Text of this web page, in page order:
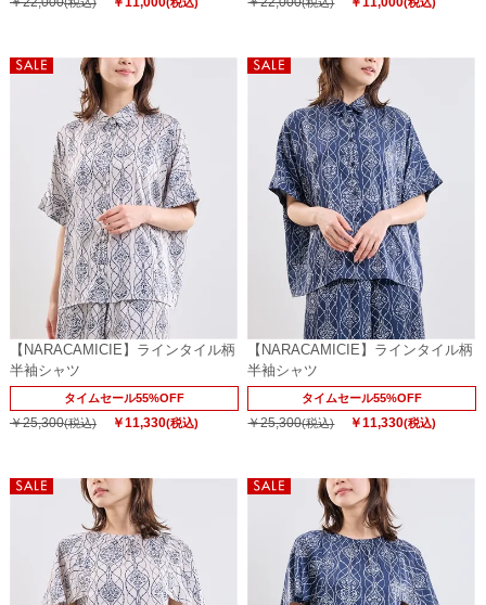
【NARACAMICIE】ラインタイル柄
半袖シャツ
タイムセール55%OFF
￥25,300(税込) ￥11,330(税込)
【NARACAMICIE】ラインタイル柄
半袖シャツ
タイムセール55%OFF
￥25,300(税込) ￥11,330(税込)